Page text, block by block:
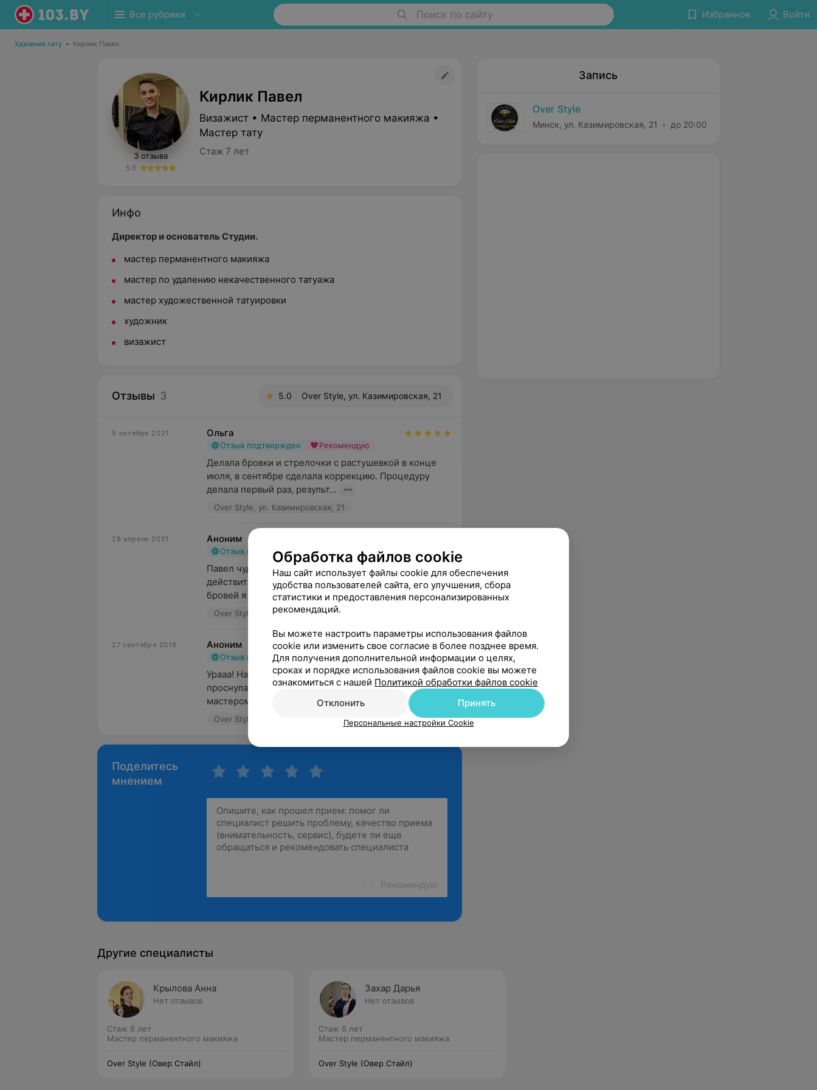
Все рубрики Поиск по сайту Избранное Войти
Удаление тату • Кирлик Павел
3 отзыва
5.0
Кирлик Павел
Визажист • Мастер перманентного макияжа •
Мастер тату
Стаж 7 лет
Инфо
Директор и основатель Студии.
мастер перманентного макияжа
мастер по удалению некачественного татуажа
мастер художественной татуировки
художник
визажист
Отзывы 3 5.0 Over Style, ул. Казимировская, 21
5 октября 2021 Ольга
Отзыв подтвержден Рекомендую
Делала бровки и стрелочки с растушевкой в конце
июля, в сентябре сделала коррекцию. Процедуру
делала первый раз, результ...
Over Style, ул. Казимировская, 21
28 апреля 2021 Аноним
Отзыв подтвержден Рекомендую
Павел чудо мастер. У него ручки золотые. Это
действительно мастер своего дела. Таких красивых
бровей я не видела ни у ко...
Over Style, ул. Казимировская, 21
27 сентября 2019 Аноним
Отзыв подтвержден Рекомендую
Урааа! Наконец то не надо рисовать брови))
проснулась, умылась и пошёл) кааааак я довольна
мастером! Спасибо, Павел за в...
Over Style, ул. Казимировская, 21
Поделитесь
мнением
Рекомендую
Запись
Over Style
Минск, ул. Казимировская, 21 до 20:00
Другие специалисты
Крылова Анна
Нет отзывов
Стаж 6 лет
Мастер перманентного макияжа
Over Style (Овер Стайл)
Захар Дарья
Нет отзывов
Стаж 6 лет
Мастер перманентного макияжа
Over Style (Овер Стайл)
Обработка файлов cookie
Наш сайт использует файлы cookie для обеспечения
удобства пользователей сайта, его улучшения, сбора
статистики и предоставления персонализированных
рекомендаций.
Вы можете настроить параметры использования файлов
cookie или изменить свое согласие в более позднее время.
Для получения дополнительной информации о целях,
сроках и порядке использования файлов cookie вы можете
ознакомиться с нашей Политикой обработки файлов cookie
Отклонить
Принять
Персональные настройки Cookie